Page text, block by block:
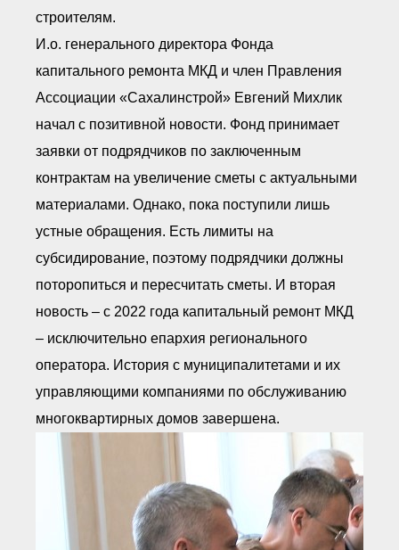
строителям.
И.о. генерального директора Фонда
капитального ремонта МКД и член Правления
Ассоциации «Сахалинстрой» Евгений Михлик
начал с позитивной новости. Фонд принимает
заявки от подрядчиков по заключенным
контрактам на увеличение сметы с актуальными
материалами. Однако, пока поступили лишь
устные обращения. Есть лимиты на
субсидирование, поэтому подрядчики должны
поторопиться и пересчитать сметы. И вторая
новость – с 2022 года капитальный ремонт МКД
– исключительно епархия регионального
оператора. История с муниципалитетами и их
управляющими компаниями по обслуживанию
многоквартирных домов завершена.